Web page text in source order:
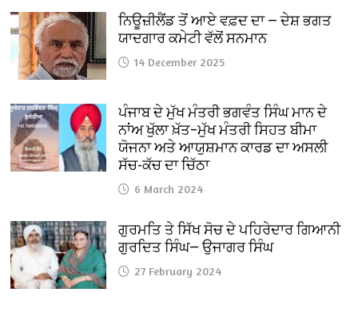
ਨਿਊਜ਼ੀਲੈਂਡ ਤੋਂ ਆਏ ਵਫ਼ਦ ਦਾ — ਦੇਸ਼ ਭਗਤ
ਯਾਦਗਾਰ ਕਮੇਟੀ ਵੱਲੋਂ ਸਨਮਾਨ
14 December 2025
ਪੰਜਾਬ ਦੇ ਮੁੱਖ ਮੰਤਰੀ ਭਗਵੰਤ ਸਿੰਘ ਮਾਨ ਦੇ
ਨਾਂਅ ਖੁੱਲਾ ਖ਼ੱਤ–ਮੁੱਖ ਮੰਤਰੀ ਸਿਹਤ ਬੀਮਾ
ਯੋਜਨਾ ਅਤੇ ਆਯੁਸ਼ਮਾਨ ਕਾਰਡ ਦਾ ਅਸਲੀ
ਸੱਚ-ਕੱਚ ਦਾ ਚਿੱਠਾ
6 March 2024
ਗੁਰਮਤਿ ਤੇ ਸਿੱਖ ਸੋਚ ਦੇ ਪਹਿਰੇਦਾਰ ਗਿਆਨੀ
ਗੁਰਦਿਤ ਸਿੰਘ— ਉਜਾਗਰ ਸਿੰਘ
27 February 2024